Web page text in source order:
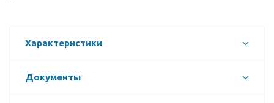
Характеристики
Документы